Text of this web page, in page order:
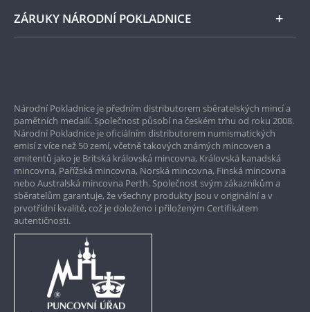
ZÁRUKY NÁRODNÍ POKLADNICE
Garance nejvyšší kvality
Pouze originální produkty
Národní Pokladnice je předním distributorem sběratelských mincí a
pamětních medailí. Společnost působí na českém trhu od roku 2008.
Národní Pokladnice je oficiálním distributorem numismatických
emisí z více než 50 zemí, včetně takových známých mincoven a
emitentů jako je Britská královská mincovna, Královská kanadská
mincovna, Pařížská mincovna, Norská mincovna, Finská mincovna
nebo Australská mincovna Perth. Společnost svým zákazníkům a
sběratelům garantuje, že všechny produkty jsou v originální a v
prvotřídní kvalitě, což je doloženo i přiloženým Certifikátem
autentičnosti.